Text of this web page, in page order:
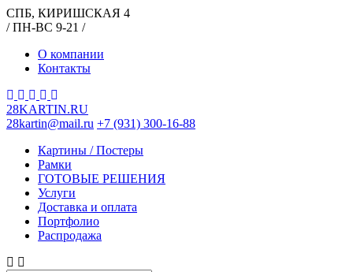
СПБ, КИРИШСКАЯ 4
/ ПН-ВС 9-21 /
О компании
Контакты
28KARTIN.RU
28kartin@mail.ru +7 (931) 300-16-88
Картины / Постеры
Рамки
ГОТОВЫЕ РЕШЕНИЯ
Услуги
Доставка и оплата
Портфолио
Распродажа